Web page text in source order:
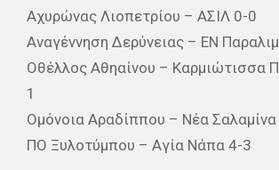
Αχυρώνας Λιοπετρίου – ΑΣΙΛ 0-0
Αναγέννηση Δερύνειας – ΕΝ
Οθέλλος Αθηαίνου – Καρμιώτισσα
1
Ομόνοια Αραδίππου – Νέα
ΠΟ Ξυλοτύμπου – Αγία Νάπα 4-3